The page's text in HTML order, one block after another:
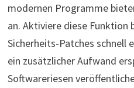
modernen Programme
an. Aktiviere diese Funktion
Sicherheits-Patches schnell
ein zusätzlicher Aufwand
Softwareriesen